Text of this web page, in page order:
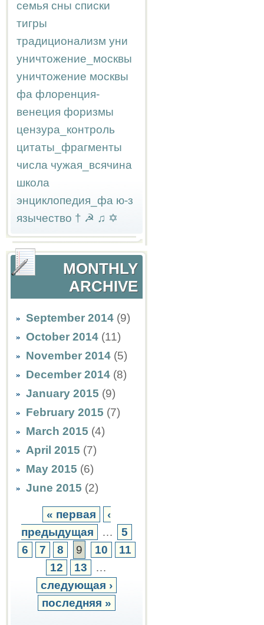
семья сны списки
тигры
традиционализм уни
уничтожение_москвы
уничтожение москвы
фа флоренция-
венеция форизмы
цензура_контроль
цитаты_фрагменты
числа чужая_всячина
школа
энциклопедия_фа ю-з
язычество † ☭ ♫ ✡
MONTHLY
ARCHIVE
September 2014 (9)
October 2014 (11)
November 2014 (5)
December 2014 (8)
January 2015 (9)
February 2015 (7)
March 2015 (4)
April 2015 (7)
May 2015 (6)
June 2015 (2)
« первая
‹
предыдущая
…
5
6
7 8 9 10
11
12
13
…
следующая ›
последняя »